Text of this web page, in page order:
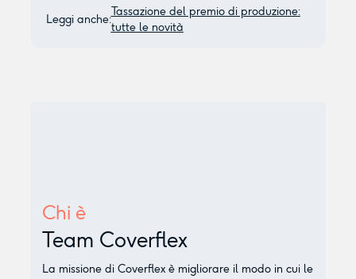
Leggi anche:
Tassazione del premio di produzione:
tutte le novità
Chi è
Team Coverflex
La missione di Coverflex è migliorare il modo in cui le